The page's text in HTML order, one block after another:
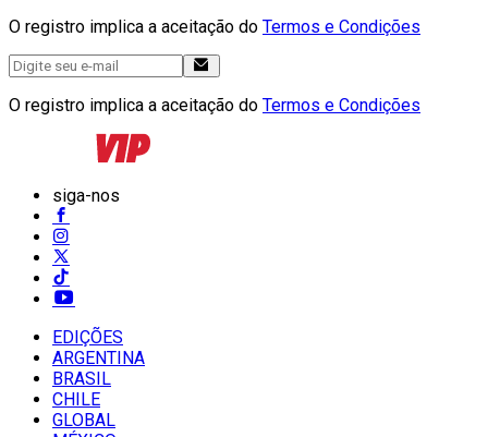
O registro implica a aceitação do Termos e Condições
O registro implica a aceitação do Termos e Condições
siga-nos
EDIÇÕES
ARGENTINA
BRASIL
CHILE
GLOBAL